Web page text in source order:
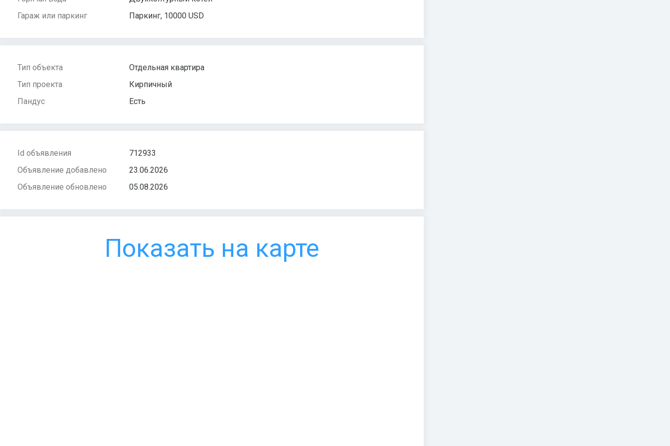
Гараж или паркинг
Паркинг, 10000 USD
Тип объекта
Отдельная квартира
Тип проекта
Кирпичный
Пандус
Есть
Id объявления
712933
Объявление добавлено
23.06.2026
Объявление обновлено
05.08.2026
Показать на карте